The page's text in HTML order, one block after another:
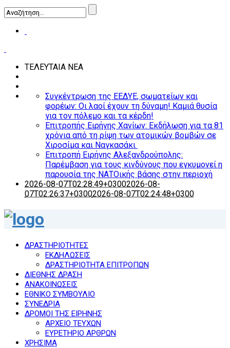
ΤΕΛΕΥΤΑΙΑ ΝΕΑ
Συγκέντρωση της ΕΕΔΥΕ, σωματείων και
φορέων: Οι λαοί έχουν τη δύναμη! Καμιά θυσία
για τον πόλεμο και τα κέρδη!
Επιτροπής Ειρήνης Χανίων: Εκδήλωση για τα 81
χρόνια από τη ρίψη των ατομικών βομβών σε
Χιροσίμα και Ναγκασάκι
Επιτροπή Ειρήνης Αλεξανδρούπολης:
Παρέμβαση για τους κινδύνους που εγκυμονεί η
παρουσία της ΝΑΤΟικής βάσης στην περιοχή
2026-08-07T02:28:49+03002026-08-
07T02:26:37+03002026-08-07T02:24:48+0300
ΔΡΑΣΤΗΡΙΟΤΗΤΕΣ
ΕΚΔΗΛΩΣΕΙΣ
ΔΡΑΣΤΗΡΙΟΤΗΤΑ ΕΠΙΤΡΟΠΩΝ
ΔΙΕΘΝΗΣ ΔΡΑΣΗ
ΑΝΑΚΟΙΝΩΣΕΙΣ
ΕΘΝΙΚΟ ΣΥΜΒΟΥΛΙΟ
ΣΥΝΕΔΡΙΑ
ΔΡΟΜΟΙ ΤΗΣ ΕΙΡΗΝΗΣ
ΑΡΧΕΙΟ ΤΕΥΧΩΝ
ΕΥΡΕΤΗΡΙΟ ΑΡΘΡΩΝ
ΧΡΗΣΙΜΑ